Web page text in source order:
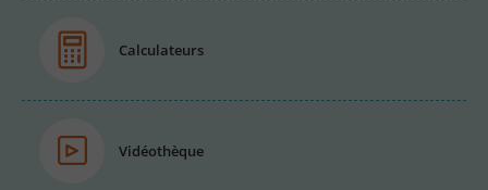
Calculateurs
Vidéothèque